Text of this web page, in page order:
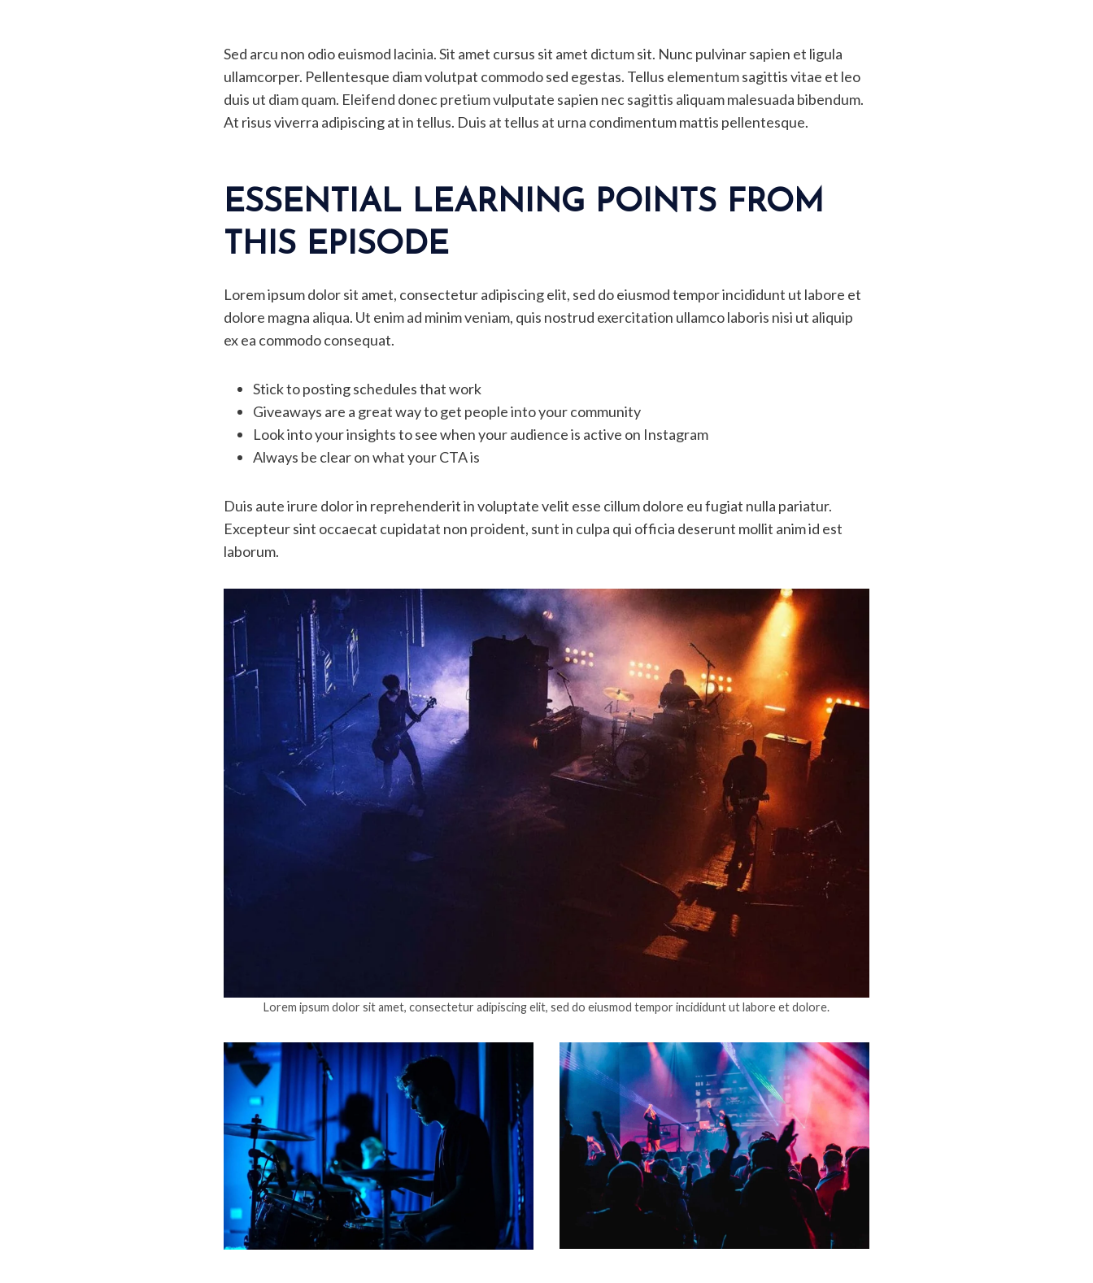
Sed arcu non odio euismod lacinia. Sit amet cursus sit amet dictum sit. Nunc pulvinar sapien et ligula
ullamcorper. Pellentesque diam volutpat commodo sed egestas. Tellus elementum sagittis vitae et leo
duis ut diam quam. Eleifend donec pretium vulputate sapien nec sagittis aliquam malesuada bibendum.
At risus viverra adipiscing at in tellus. Duis at tellus at urna condimentum mattis pellentesque.
ESSENTIAL LEARNING POINTS FROM
THIS EPISODE
Lorem ipsum dolor sit amet, consectetur adipiscing elit, sed do eiusmod tempor incididunt ut labore et
dolore magna aliqua. Ut enim ad minim veniam, quis nostrud exercitation ullamco laboris nisi ut aliquip
ex ea commodo consequat.
Stick to posting schedules that work
Giveaways are a great way to get people into your community
Look into your insights to see when your audience is active on Instagram
Always be clear on what your CTA is
Duis aute irure dolor in reprehenderit in voluptate velit esse cillum dolore eu fugiat nulla pariatur.
Excepteur sint occaecat cupidatat non proident, sunt in culpa qui officia deserunt mollit anim id est
laborum.
Lorem ipsum dolor sit amet, consectetur adipiscing elit, sed do eiusmod tempor incididunt ut labore et dolore.